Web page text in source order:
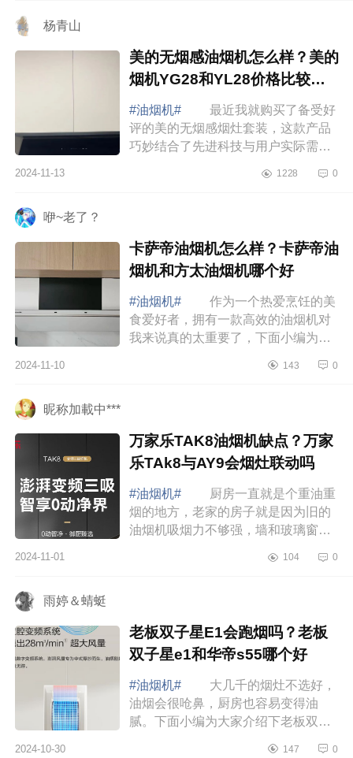
杨青山
美的无烟感油烟机怎么样？美的
烟机YG28和YL28价格比较哪
款性价比高
#油烟机#
最近我就购买了备受好
评的美的无烟感烟灶套装，这款产品
巧妙结合了先进科技与用户实际需
的健康担忧，下面小编为大家介绍下
2024-11-13 1228 0
咿~老了？
卡萨帝油烟机怎么样？卡萨帝油
烟机和方太油烟机哪个好
#油烟机#
作为一个热爱烹饪的美
食爱好者，拥有一款高效的油烟机对
我来说真的太重要了，下面小编为大
帝油烟机和方太油烟机哪个好 卡
2024-11-10 143 0
昵称加載中***
万家乐TAK8油烟机缺点？万家
乐TAk8与AY9会烟灶联动吗
#油烟机#
厨房一直就是个重油重
烟的地方，老家的房子就是因为旧的
油烟机吸烟力不够强，墙和玻璃窗都
油这次真的不能再踩这个坑。下面小
2024-11-01 104 0
雨婷＆蜻蜓
老板双子星E1会跑烟吗？老板
双子星e1和华帝s55哪个好
#油烟机#
大几千的烟灶不选好，
油烟会很呛鼻，厨房也容易变得油
腻。下面小编为大家介绍下老板双子
2024-10-30 147 0